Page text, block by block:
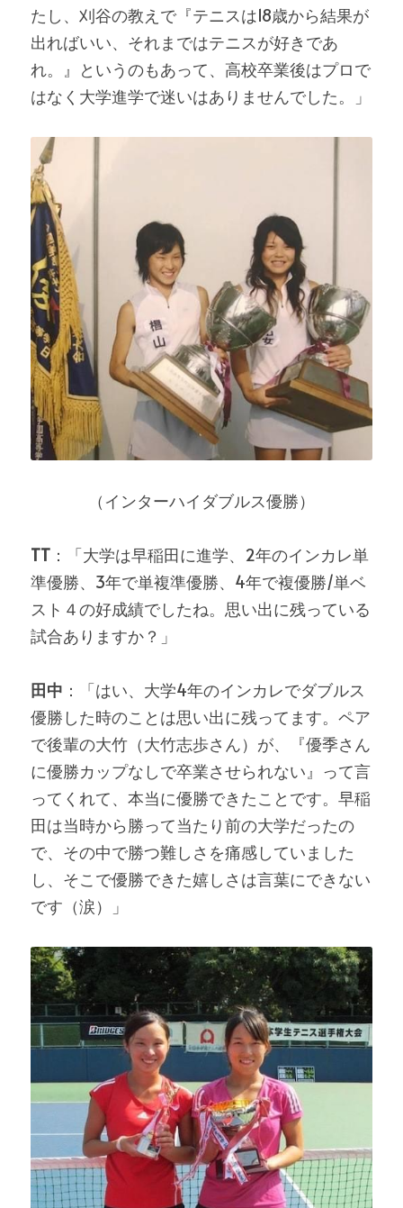
たし、刈谷の教えで『テニスは18歳から結果が
出ればいい、それまではテニスが好きであ
れ。』というのもあって、高校卒業後はプロで
はなく大学進学で迷いはありませんでした。」
（インターハイダブルス優勝）
TT ：「大学は早稲田に進学、2年のインカレ単
準優勝、3年で単複準優勝、4年で複優勝/単ベ
スト４の好成績でしたね。思い出に残っている
試合ありますか？」
田中 ：「はい、大学4年のインカレでダブルス
優勝した時のことは思い出に残ってます。ペア
で後輩の大竹（大竹志歩さん）が、『優季さん
に優勝カップなしで卒業させられない』って言
ってくれて、本当に優勝できたことです。早稲
田は当時から勝って当たり前の大学だったの
で、その中で勝つ難しさを痛感していました
し、そこで優勝できた嬉しさは言葉にできない
です（涙）」